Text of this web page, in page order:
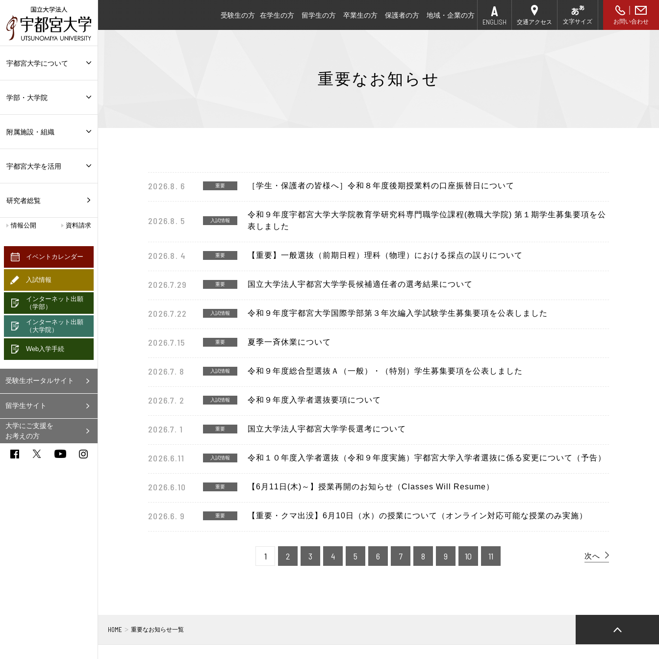
受験生の方 在学生の方 留学生の方 卒業生の方 保護者の方 地域・企業の方
ENGLISH 交通アクセス 文字サイズ お問い合わせ
宇都宮大学について
学部・大学院
附属施設・組織
宇都宮大学を活用
研究者総覧
情報公開 資料請求
イベントカレンダー
入試情報
インターネット出願
（学部）
インターネット出願
（大学院）
Web入学手続
受験生ポータルサイト
留学生サイト
大学にご支援を
お考えの方
重要なお知らせ
2026.8. 6 重要 ［学生・保護者の皆様へ］令和８年度後期授業料の口座振替日について
2026.8. 5 入試情報
令和９年度宇都宮大学大学院教育学研究科専門職学位課程(教職大学院) 第１期学生募集要項を公
表しました
2026.8. 4 重要 【重要】一般選抜（前期日程）理科（物理）における採点の誤りについて
2026.7.29 重要 国立大学法人宇都宮大学学長候補適任者の選考結果について
2026.7.22 入試情報 令和９年度宇都宮大学国際学部第３年次編入学試験学生募集要項を公表しました
2026.7.15 重要 夏季一斉休業について
2026.7. 8 入試情報 令和９年度総合型選抜Ａ（一般）・（特別）学生募集要項を公表しました
2026.7. 2 入試情報 令和９年度入学者選抜要項について
2026.7. 1 重要 国立大学法人宇都宮大学学長選考について
2026.6.11 入試情報 令和１０年度入学者選抜（令和９年度実施）宇都宮大学入学者選抜に係る変更について（予告）
2026.6.10 重要 【6月11日(木)～】授業再開のお知らせ（Classes Will Resume）
2026.6. 9 重要 【重要・クマ出没】6月10日（水）の授業について（オンライン対応可能な授業のみ実施）
1 2 3 4 5 6 7 8 9 10 11 次へ
HOME 重要なお知らせ一覧